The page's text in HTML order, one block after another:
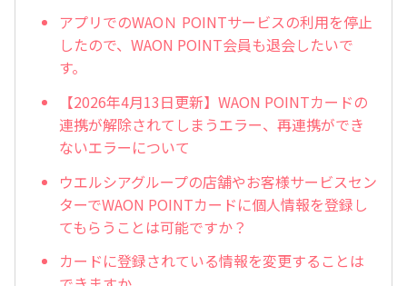
アプリでのWAOＮ POINTサービスの利用を停止
したので、WAON POINT会員も退会したいで
す。
【2026年4月13日更新】WAON POINTカードの
連携が解除されてしまうエラー、再連携ができ
ないエラーについて
ウエルシアグループの店舗やお客様サービスセン
ターでWAON POINTカードに個人情報を登録し
てもらうことは可能ですか？
カードに登録されている情報を変更することは